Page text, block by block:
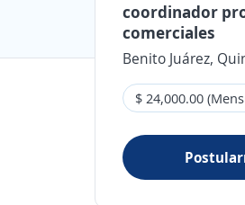
coordinador
comerciales
Benito Juárez,
$ 24,000.00